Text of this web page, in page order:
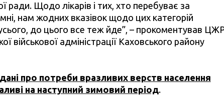
ради. Щодо лікарів і тих, хто перебуває за
нам жодних вказівок щодо цих категорій
до цього все теж йде”, – прокоментував
військової адміністрації Каховського району
про потреби вразливих верств населення
на наступний зимовий період.